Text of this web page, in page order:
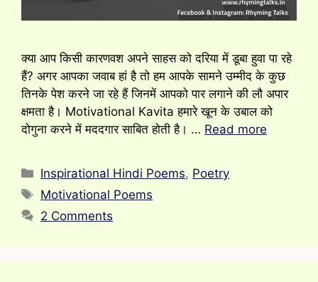
क्या आप किसी कारणवश अपने साहस को दरिया में डूबा हुवा पा रहे
हैं? अगर आपका जवाब हां है तो हम आपके सामने उम्मीद के कुछ
तिनके पेश करने जा रहे हैं जिनमें आपको पार लगाने की लौ अपार
क्षमता है। Motivational Kavita हमारे खून के उबाल को
दोगुना करने में मददगार साबित होती है। … Read more
Categories
Inspirational Hindi Poems, Poetry
Tags
Motivational Poems
2 Comments